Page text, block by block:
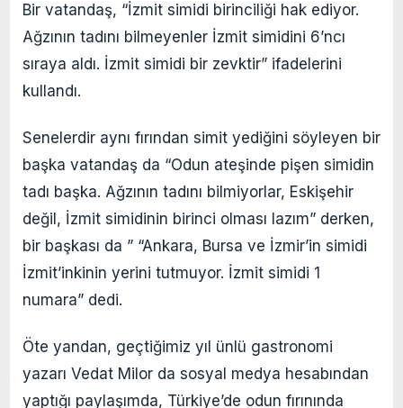
Bir vatandaş, “İzmit simidi birinciliği hak ediyor.
Ağzının tadını bilmeyenler İzmit simidini 6’ncı
sıraya aldı. İzmit simidi bir zevktir” ifadelerini
kullandı.
Senelerdir aynı fırından simit yediğini söyleyen bir
başka vatandaş da “Odun ateşinde pişen simidin
tadı başka. Ağzının tadını bilmiyorlar, Eskişehir
değil, İzmit simidinin birinci olması lazım” derken,
bir başkası da ” “Ankara, Bursa ve İzmir’in simidi
İzmit’inkinin yerini tutmuyor. İzmit simidi 1
numara” dedi.
Öte yandan, geçtiğimiz yıl ünlü gastronomi
yazarı Vedat Milor da sosyal medya hesabından
yaptığı paylaşımda, Türkiye’de odun fırınında